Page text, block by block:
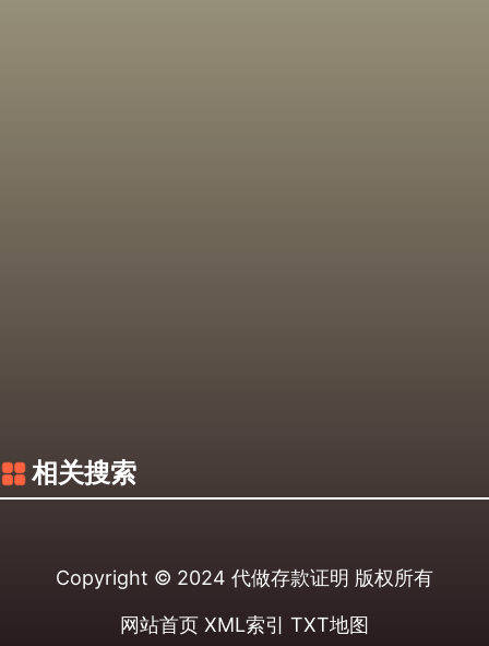
相关搜索
Copyright © 2024 代做存款证明 版权所有
网站首页 XML索引 TXT地图